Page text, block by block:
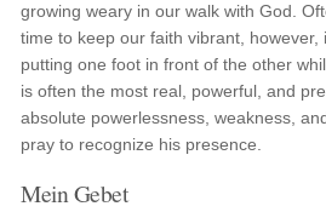
growing weary in our walk with God.
time to keep our faith vibrant, however,
putting one foot in front of the other
is often the most real, powerful, and
absolute powerlessness, weakness,
pray to recognize his presence.
Mein Gebet